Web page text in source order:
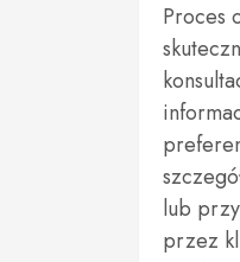
Proces
lub
przez